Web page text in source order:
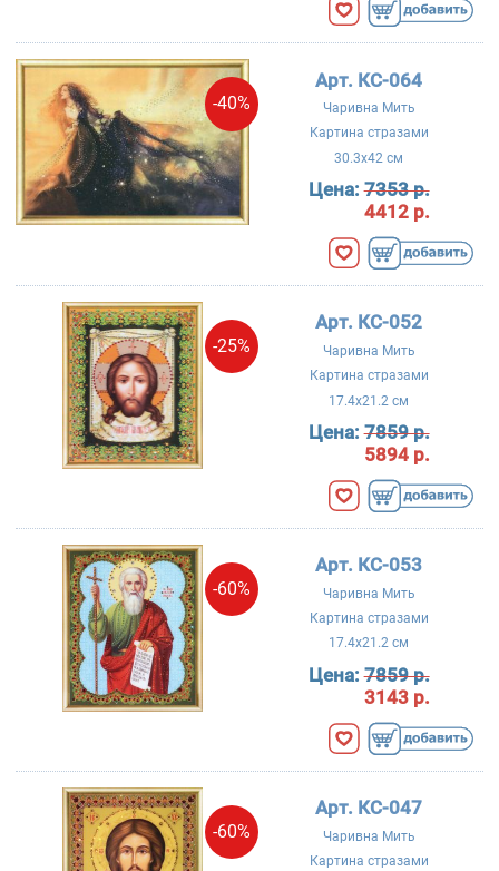
-40%
Арт. КС-064
Чаривна Мить
Картина стразами
30.3x42 см
Цена:7353 р.
4412 р.
-25%
Арт. КС-052
Чаривна Мить
Картина стразами
17.4x21.2 см
Цена:7859 р.
5894 р.
-60%
Арт. КС-053
Чаривна Мить
Картина стразами
17.4x21.2 см
Цена:7859 р.
3143 р.
-60%
Арт. КС-047
Чаривна Мить
Картина стразами